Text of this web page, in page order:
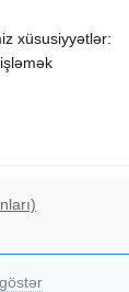
xüsusiyyətlər: